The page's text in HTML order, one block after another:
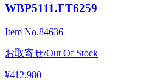
WBP5111.FT6259
Item No.84636
お取寄せ/Out Of Stock
¥412,980